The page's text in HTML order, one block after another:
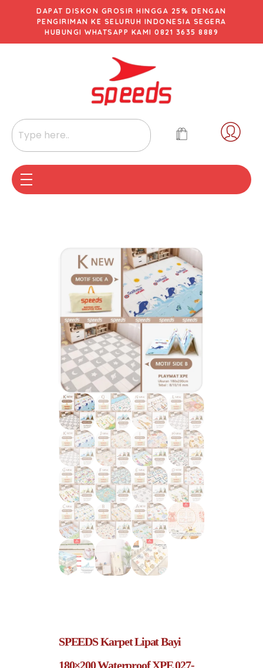
DAPAT DISKON GROSIR HINGGA 25% DENGAN
PENGIRIMAN KE SELURUH INDONESIA SEGERA
HUBUNGI WHATSAPP KAMI 0821 3635 8889
SPEEDS Karpet Lipat Bayi
180×200 Waterproof XPE 027-